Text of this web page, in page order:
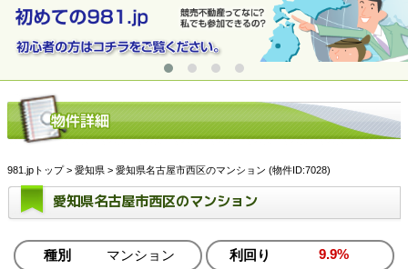
981.jpトップ> 愛知県 > 愛知県名古屋市西区のマンション (物件ID:7028)
愛知県名古屋市西区のマンション
種別 マンション 利回り 9.9%